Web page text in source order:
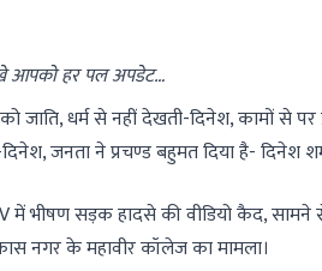
आपको हर पल अपडेट…
धर्म से नहीं देखती-दिनेश, कामों से पर
जनता ने प्रचण्ड बहुमत दिया है- दिनेश
भीषण सड़क हादसे की वीडियो कैद,
नगर के महावीर कॉलेज का मामला।